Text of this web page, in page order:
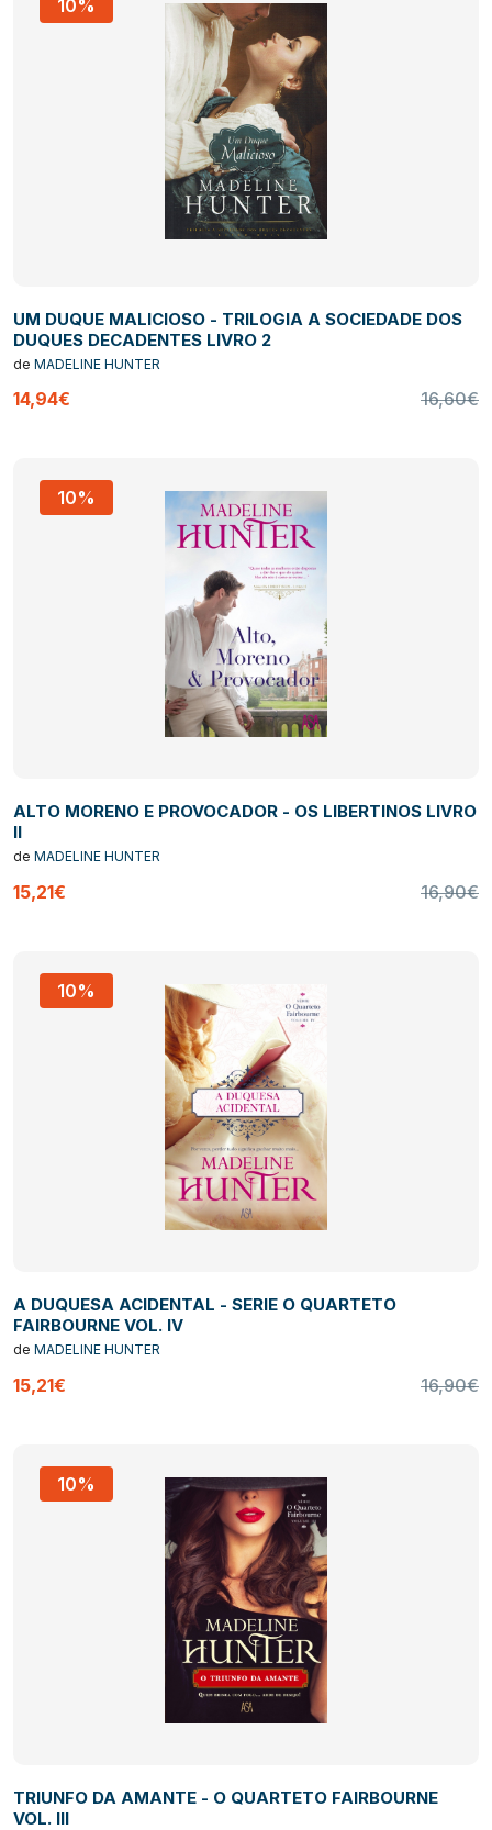
10%
UM DUQUE MALICIOSO - TRILOGIA A SOCIEDADE DOS
DUQUES DECADENTES LIVRO 2
de MADELINE HUNTER
14,94€ 16,60€
10%
ALTO MORENO E PROVOCADOR - OS LIBERTINOS LIVRO
II
de MADELINE HUNTER
15,21€ 16,90€
10%
A DUQUESA ACIDENTAL - SERIE O QUARTETO
FAIRBOURNE VOL. IV
de MADELINE HUNTER
15,21€ 16,90€
10%
TRIUNFO DA AMANTE - O QUARTETO FAIRBOURNE
VOL. III